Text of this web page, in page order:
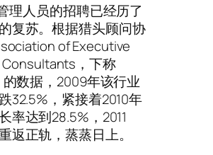
理人员的招聘已经历了
复苏。根据猎头顾问协
of Executive
Consultants，下称
的数据，2009年该行业
32.5%，紧接着2010年
率达到28.5%，2011
返正轨，蒸蒸日上。